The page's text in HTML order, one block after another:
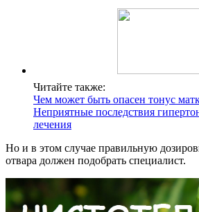
Читайте также:
Чем может быть опасен тонус
Неприятные последствия
лечения
Но и в этом случае правильную
отвара должен подобрать специалист.